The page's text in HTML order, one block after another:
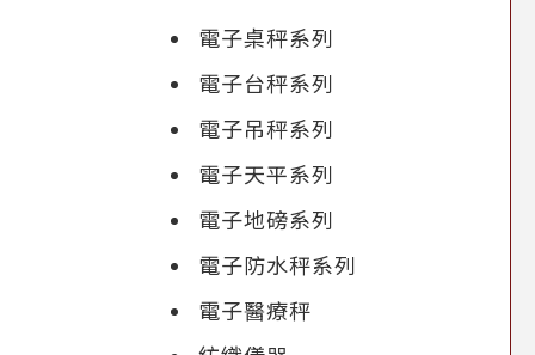
電子桌秤系列
電子台秤系列
電子吊秤系列
電子天平系列
電子地磅系列
電子防水秤系列
電子醫療秤